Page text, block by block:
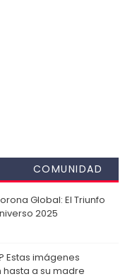
COMUNIDAD
Global: El Triunfo
2025
Estas imágenes
a su madre